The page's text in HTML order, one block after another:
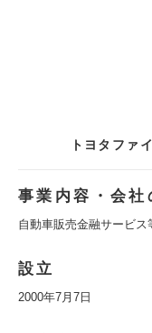
トヨタファ
事業内容・会社
自動車販売金融サービ
設立
2000年7月7日